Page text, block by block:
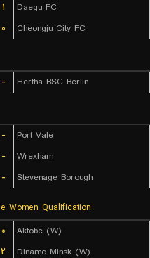
۱
Daegu FC
۰ Cheongju City FC
- Hertha BSC Berlin
-
Port Vale
-
Wrexham
- Stevenage Borough
Women Qualification
۰
Aktobe (W)
۲ Dinamo Minsk (W)